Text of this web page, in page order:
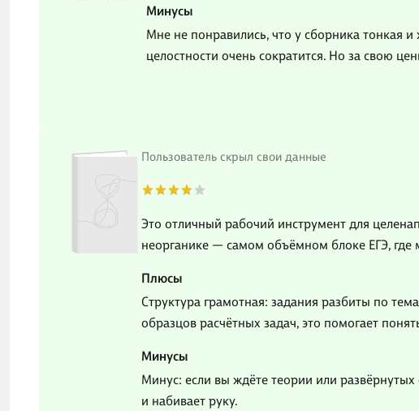
Минусы
Мне не понравились, что у сборника тонкая и
целостности очень сократится. Но за свою
Пользователь скрыл свои данные
Это отличный рабочий инструмент для
неорганике — самом объёмном блоке ЕГЭ, где
Плюсы
Структура грамотная: задания разбиты по
образцов расчётных задач, это помогает
Минусы
Минус: если вы ждёте теории или
и набивает руку.